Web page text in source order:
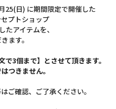
25(日) に期間限定で開催した
プトショップ
たアイテムを、
ます。
3個まで】とさせて頂きます。
つきません。
ご確認、ご了承ください。